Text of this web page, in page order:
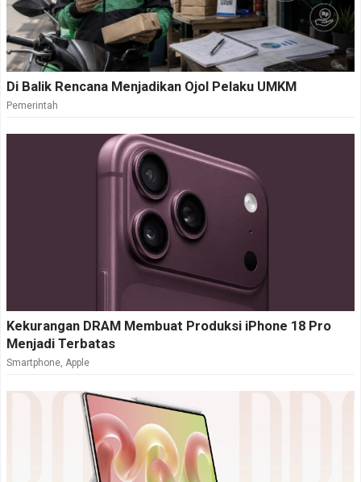
Di Balik Rencana Menjadikan Ojol Pelaku UMKM
Pemerintah
Kekurangan DRAM Membuat Produksi iPhone 18 Pro
Menjadi Terbatas
Smartphone, Apple